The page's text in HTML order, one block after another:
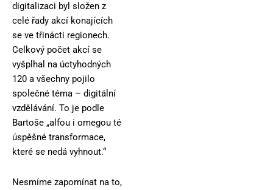
digitalizaci byl složen z
celé řady akcí konajících
se ve třinácti regionech.
Celkový počet akcí se
vyšplhal na úctyhodných
120 a všechny pojilo
společné téma – digitální
vzdělávání. To je podle
Bartoše „alfou i omegou té
úspěšné transformace,
které se nedá vyhnout.“
Nesmíme zapomínat na to,